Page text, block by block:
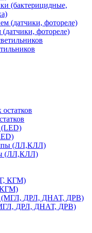
(бактерицидные,
фотореле)
(ЛЛ,КЛЛ)
КГМ)
ДРЛ, ДНАТ, ДРВ)